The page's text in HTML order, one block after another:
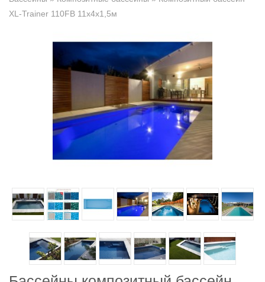
XL-Trainer 110FB 11х4х1,5м